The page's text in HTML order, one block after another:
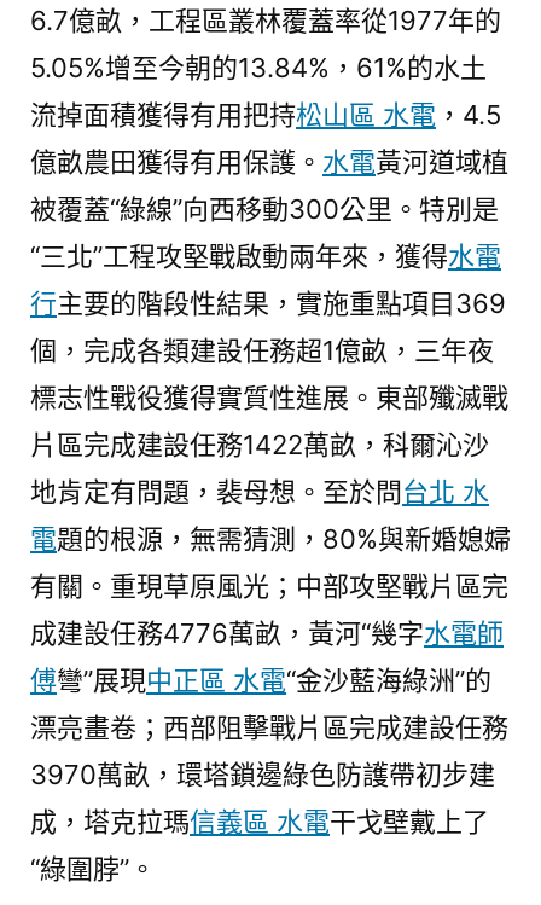
6.7億畝，工程區叢林覆蓋率從1977年的
5.05%增至今朝的13.84%，61%的水土
流掉面積獲得有用把持松山區 水電 ，4.5
億畝農田獲得有用保護。 水電黃河道域植
被覆蓋“綠線”向西移動300公里。特別是
“三北”工程攻堅戰啟動兩年來，獲得水電
行主要的階段性結果，實施重點項目369
個，完成各類建設任務超1億畝，三年夜
標志性戰役獲得實質性進展。東部殲滅戰
片區完成建設任務1422萬畝，科爾沁沙
地肯定有問題，裴母想。至於問台北 水
電題的根源，無需猜測，80%與新婚媳婦
有關。重現草原風光；中部攻堅戰片區完
成建設任務4776萬畝，黃河“幾字水電師
傅彎”展現中正區 水電“金沙藍海綠洲”的
漂亮畫卷；西部阻擊戰片區完成建設任務
3970萬畝，環塔鎖邊綠色防護帶初步建
成，塔克拉瑪信義區 水電干戈壁戴上了
“綠圍脖”。